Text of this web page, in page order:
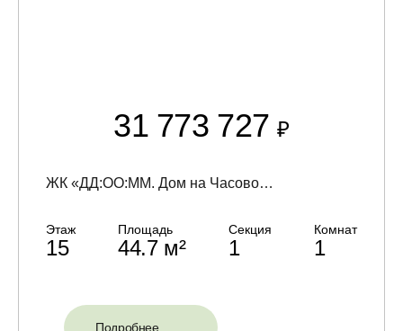
31 773 727₽
ЖК «ДД:OO:MM. Дом на Часовой» (DD:OO:MM)
Этаж
15
Площадь
44.7 м²
Секция
1
Комнат
1
Подробнее